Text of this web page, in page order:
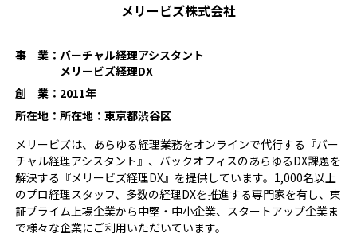
メリービズ株式会社
事 業：バーチャル経理アシスタント
メリービズ経理DX
創 業： 2011年
所在地：所在地：東京都渋谷区
メリービズは、あらゆる経理業務をオンラインで代行する『バー
チャル経理アシスタント』、バックオフィスのあらゆるDX課題を
解決する『メリービズ経理DX』を提供しています。1,000名以上
のプロ経理スタッフ、多数の経理DXを推進する専門家を有し、東
証プライム上場企業から中堅・中⼩企業、スタートアップ企業ま
で様々な企業にご利用いただいています。